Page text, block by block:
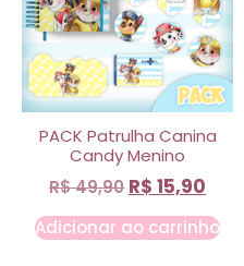
PACK Patrulha Canina
Candy Menino
R$49,90 R$ 15,90
Adicionar ao carrinho